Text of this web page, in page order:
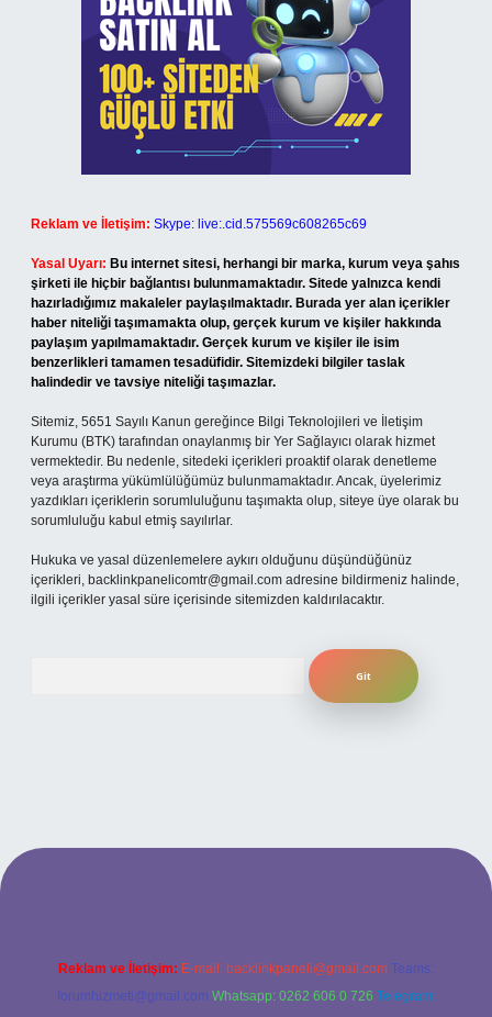
Reklam ve İletişim: Skype: live:.cid.575569c608265c69
Yasal Uyarı: Bu internet sitesi, herhangi bir marka, kurum veya şahıs
şirketi ile hiçbir bağlantısı bulunmamaktadır. Sitede yalnızca kendi
hazırladığımız makaleler paylaşılmaktadır. Burada yer alan içerikler
haber niteliği taşımamakta olup, gerçek kurum ve kişiler hakkında
paylaşım yapılmamaktadır. Gerçek kurum ve kişiler ile isim
benzerlikleri tamamen tesadüfidir. Sitemizdeki bilgiler taslak
halindedir ve tavsiye niteliği taşımazlar.
Sitemiz, 5651 Sayılı Kanun gereğince Bilgi Teknolojileri ve İletişim
Kurumu (BTK) tarafından onaylanmış bir Yer Sağlayıcı olarak hizmet
vermektedir. Bu nedenle, sitedeki içerikleri proaktif olarak denetleme
veya araştırma yükümlülüğümüz bulunmamaktadır. Ancak, üyelerimiz
yazdıkları içeriklerin sorumluluğunu taşımakta olup, siteye üye olarak bu
sorumluluğu kabul etmiş sayılırlar.
Hukuka ve yasal düzenlemelere aykırı olduğunu düşündüğünüz
içerikleri, backlinkpanelicomtr@gmail.com adresine bildirmeniz halinde,
ilgili içerikler yasal süre içerisinde sitemizden kaldırılacaktır.
Reklam ve İletişim: E-mail: backlinkpaneli@gmail.com Teams:
forumhizmeti@gmail.com Whatsapp: 0262 606 0 726 Telegram: